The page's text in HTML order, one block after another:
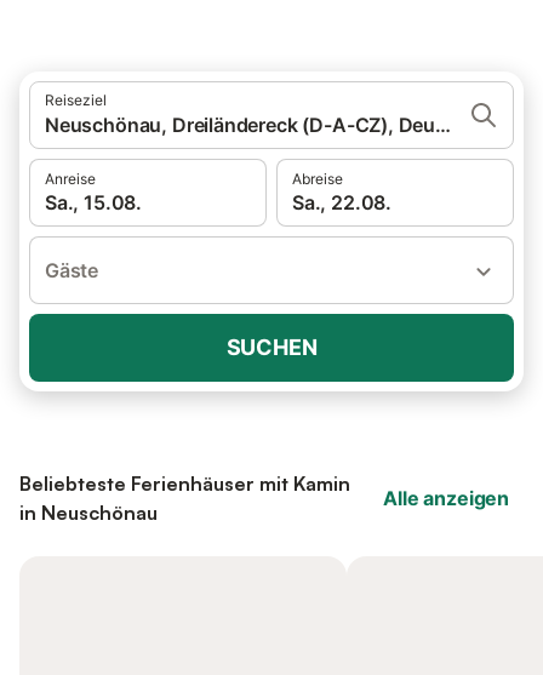
Reiseziel
Neuschönau, Dreiländereck (D-A-CZ), Deutschland
Anreise
Sa., 15.08.
Abreise
Sa., 22.08.
Gäste
SUCHEN
Beliebteste Ferienhäuser mit Kamin
in Neuschönau
Alle anzeigen